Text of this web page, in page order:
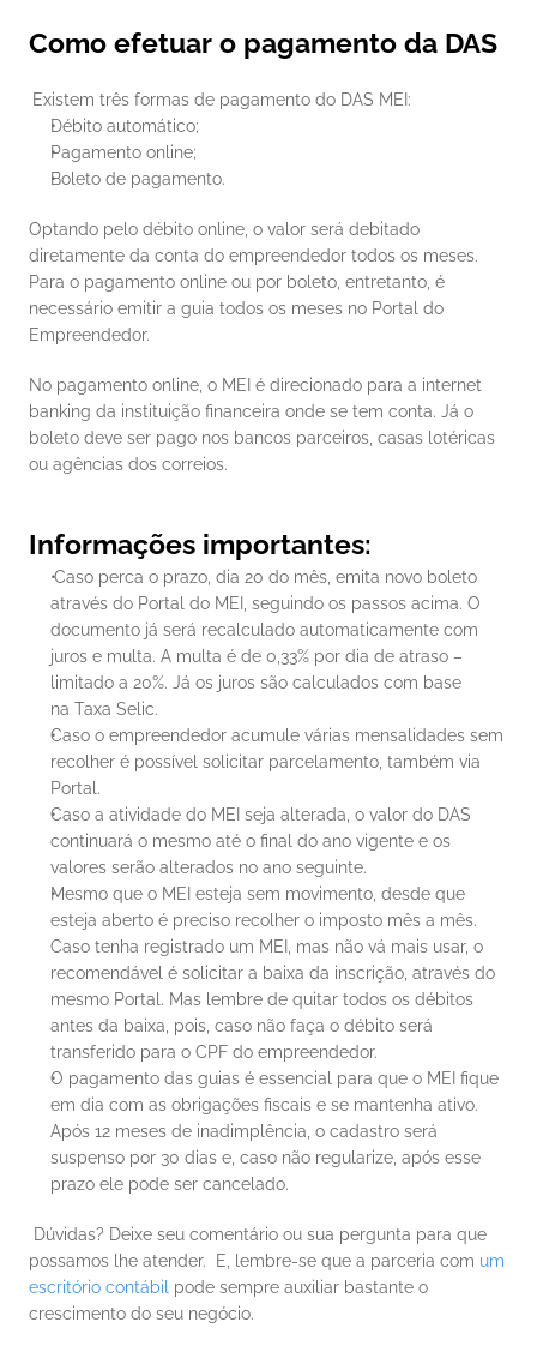
Como efetuar o pagamento da DAS
Existem três formas de pagamento do DAS MEI:
Débito automático;
Pagamento online;
Boleto de pagamento.
Optando pelo débito online, o valor será debitado
diretamente da conta do empreendedor todos os meses.
Para o pagamento online ou por boleto, entretanto, é
necessário emitir a guia todos os meses no Portal do
Empreendedor.
No pagamento online, o MEI é direcionado para a internet
banking da instituição financeira onde se tem conta. Já o
boleto deve ser pago nos bancos parceiros, casas lotéricas
ou agências dos correios.
Informações importantes:
Caso perca o prazo, dia 20 do mês, emita novo boleto
através do Portal do MEI, seguindo os passos acima. O
documento já será recalculado automaticamente com
juros e multa. A multa é de 0,33% por dia de atraso –
limitado a 20%. Já os juros são calculados com base
na Taxa Selic.
Caso o empreendedor acumule várias mensalidades sem
recolher é possível solicitar parcelamento, também via
Portal.
Caso a atividade do MEI seja alterada, o valor do DAS
continuará o mesmo até o final do ano vigente e os
valores serão alterados no ano seguinte.
Mesmo que o MEI esteja sem movimento, desde que
esteja aberto é preciso recolher o imposto mês a mês.
Caso tenha registrado um MEI, mas não vá mais usar, o
recomendável é solicitar a baixa da inscrição, através do
mesmo Portal. Mas lembre de quitar todos os débitos
antes da baixa, pois, caso não faça o débito será
transferido para o CPF do empreendedor.
O pagamento das guias é essencial para que o MEI fique
em dia com as obrigações fiscais e se mantenha ativo.
Após 12 meses de inadimplência, o cadastro será
suspenso por 30 dias e, caso não regularize, após esse
prazo ele pode ser cancelado.
possamos lhe atender.  E, lembre-se que a parceria com um
escritório contábil
pode sempre auxiliar bastante o
crescimento do seu negócio.